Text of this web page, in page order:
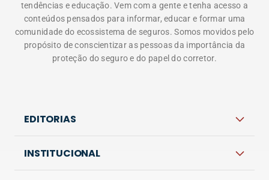
tendências e educação. Vem com a gente e tenha acesso a
conteúdos pensados para informar, educar e formar uma
comunidade do ecossistema de seguros. Somos movidos pelo
propósito de conscientizar as pessoas da importância da
proteção do seguro e do papel do corretor.
EDITORIAS
INSTITUCIONAL